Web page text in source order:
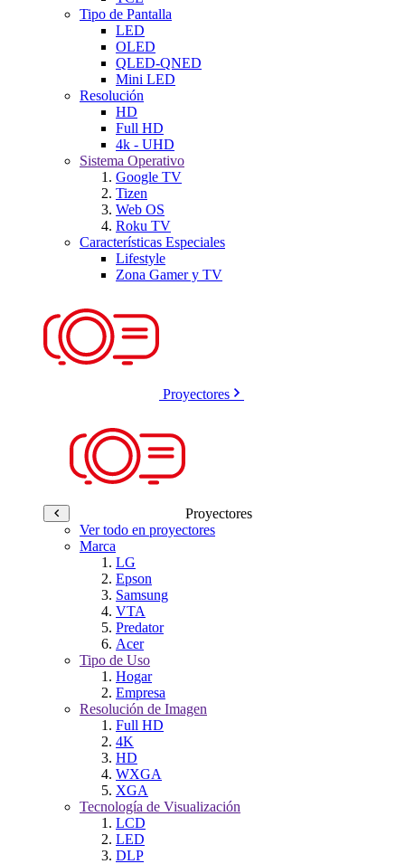
Tipo de Pantalla
LED
OLED
QLED-QNED
Mini LED
Resolución
HD
Full HD
4k - UHD
Sistema Operativo
Google TV
Tizen
Web OS
Roku TV
Características Especiales
Lifestyle
Zona Gamer y TV
Proyectores
Proyectores
Ver todo en proyectores
Marca
LG
Epson
Samsung
VTA
Predator
Acer
Tipo de Uso
Hogar
Empresa
Resolución de Imagen
Full HD
4K
HD
WXGA
XGA
Tecnología de Visualización
LCD
LED
DLP